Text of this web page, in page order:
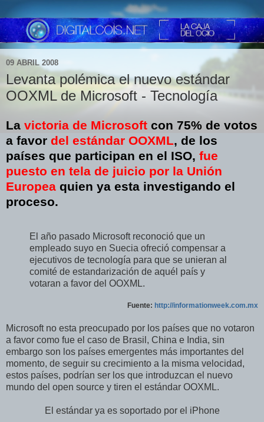
09 ABRIL 2008
Levanta polémica el nuevo estándar
OOXML de Microsoft - Tecnología
La victoria de Microsoft con 75% de votos
a favor del estándar OOXML, de los
países que participan en el ISO, fue
puesto en tela de juicio por la Unión
Europea quien ya esta investigando el
proceso.
El año pasado Microsoft reconoció que un
empleado suyo en Suecia ofreció compensar a
ejecutivos de tecnología para que se unieran al
comité de estandarización de aquél país y
votaran a favor del OOXML.
Fuente: http://informationweek.com.mx
Microsoft no esta preocupado por los países que no votaron
a favor como fue el caso de Brasil, China e India, sin
embargo son los países emergentes más importantes del
momento, de seguir su crecimiento a la misma velocidad,
estos países, podrían ser los que introduzcan el nuevo
mundo del open source y tiren el estándar OOXML.
El estándar ya es soportado por el iPhone